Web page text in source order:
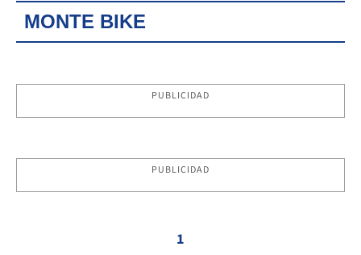
MONTE BIKE
PUBLICIDAD
PUBLICIDAD
1